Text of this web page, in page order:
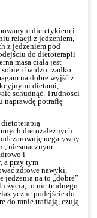
dietetykiem i
relacji z jedzeniem,
z jedzeniem pod
do dietoterapii
masa ciała jest
i bardzo rzadko
na dobre wyjść z
dietami,
schudnąć. Trudności
naprawdę potrafię
dietozależnych
negatywny
niesmacznym
i
a przy tym
zdrowe nawyki,
na to „dobre”
życia, to nic trudnego.
podejście do
do mnie trafiają, czują